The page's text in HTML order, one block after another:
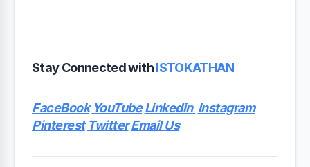
Stay Connected withISTOKATHAN
FaceBookYouTube Linkedin Instagram
Pinterest Twitter Email Us